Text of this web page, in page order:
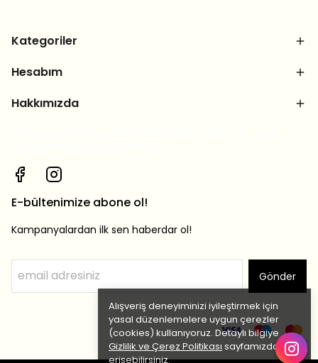
Alışveriş deneyiminizi iyileştirmek için
yasal düzenlemelere uygun çerezler
(cookies) kullanıyoruz. Detaylı bilgiye
Gizlilik ve Çerez Politikası sayfamızdan
erişebilirsiniz.
Kategoriler
Hesabım
Hakkımızda
E-bültenimize abone ol!
Kampanyalardan ilk sen haberdar ol!
Gönder